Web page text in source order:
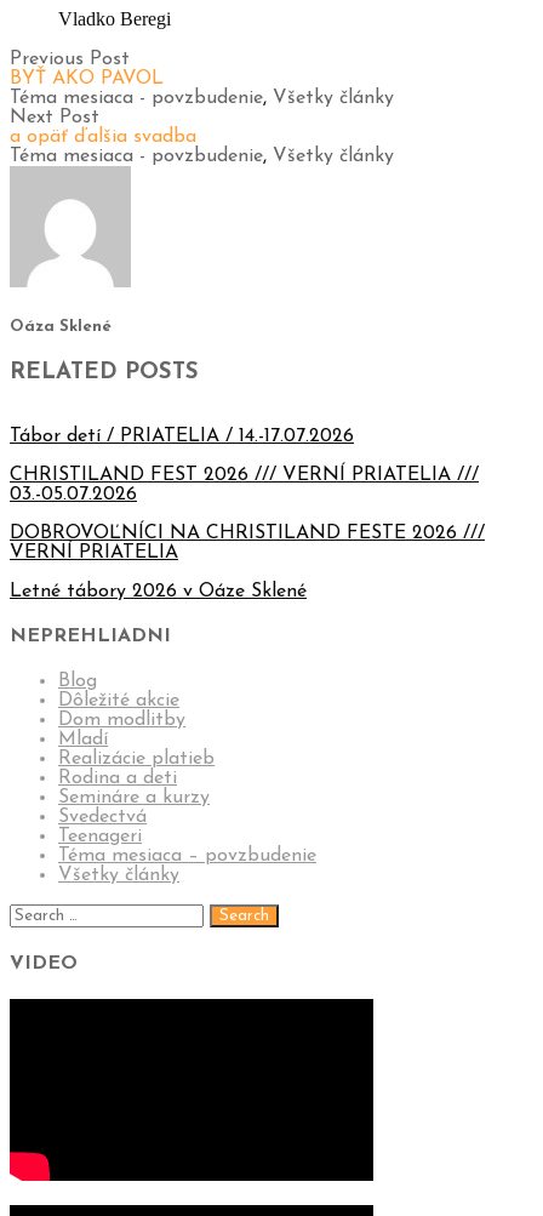
Vladko Beregi
Previous Post
BYŤ AKO PAVOL
Téma mesiaca - povzbudenie, Všetky články
Next Post
a opäť ďalšia svadba
Téma mesiaca - povzbudenie, Všetky články
Oáza Sklené
RELATED POSTS
Tábor detí / PRIATELIA / 14.-17.07.2026
CHRISTILAND FEST 2026 /// VERNÍ PRIATELIA ///
03.-05.07.2026
DOBROVOĽNÍCI NA CHRISTILAND FESTE 2026 ///
VERNÍ PRIATELIA
Letné tábory 2026 v Oáze Sklené
NEPREHLIADNI
Blog
Dôležité akcie
Dom modlitby
Mladí
Realizácie platieb
Rodina a deti
Semináre a kurzy
Svedectvá
Teenageri
Téma mesiaca – povzbudenie
Všetky články
VIDEO